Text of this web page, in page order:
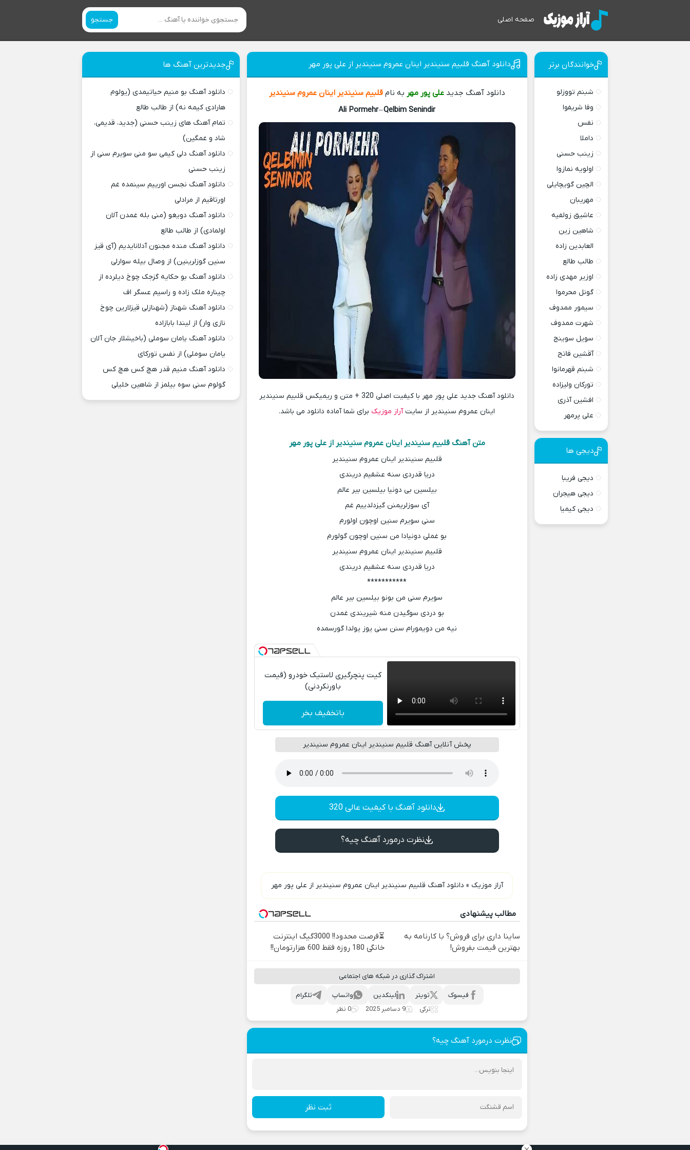
صفحه اصلی جستجو
دانلود آهنگ قلبیم سنیندیر اینان عمروم سنیندیر از علی پور مهر
دانلود آهنگ جدیدعلی پور مهر به نامقلبیم سنیندیر اینان عمروم سنیندیر
Ali Pormehr–Qelbim Senindir
دانلود آهنگ جدید علی پور مهر با کیفیت اصلی 320 + متن و ریمیکس قلبیم سنیندیر
اینان عمروم سنیندیر از سایتآراز موزیک برای شما آماده دانلود می باشد.
متن آهنگ قلبیم سنیندیر اینان عمروم سنیندیر از علی پور مهر
قلبیم سنیندیر اینان عمروم سنیندیر
دریا قدردی سنه عشقیم دریندی
بیلسین بی دونیا بیلسین بیر عالم
آی سوزلریمنن گیزدلدییم غم
سنی سویرم سنین اوچون اولورم
بو غملی دونیادا من سنین اوچون گولورم
قلبیم سنیندیر اینان عمروم سنیندیر
دریا قدردی سنه عشقیم دریندی
***********
سویرم سنی من بونو بیلسین بیر عالم
بو دردی سوگیدن منه شیریندی غمدن
نیه من دویمورام سنن سنی یوز یولدا گورسمده
کیت پنچرگیری لاستیک خودرو (قیمت
باورنکردنی)
باتخفیف بخر
پخش آنلاین آهنگ قلبیم سنیندیر اینان عمروم سنیندیر
دانلود آهنگ با کیفیت عالی 320
نظرت درمورد آهنگ چیه؟
آراز موزیک » دانلود آهنگ قلبیم سنیندیر اینان عمروم سنیندیر از علی پور مهر
مطالب پیشنهادی
ساینا داری برای فروش؟ با کارنامه به
بهترین قیمت بفروش!
⏳فرصت محدود!! 3000گیگ اینترنت
خانگی 180 روزه فقط 600 هزارتومان!!
اشتراک گذاری در شبکه های اجتماعی
تلگرام واتساپ لینکدین تویتر
فیسوک
ترکی
9 دسامبر 2025 0 نظر
نظرت درمورد آهنگ چیه؟
ثبت نظر
خوانندگان برتر
شبنم تووزلو
وفا شریفوا
نفس
داملا
زینب حسنی
اولویه نمازوا
الچین گویچایلی
مهریبان
عاشیق زولفیه
شاهین زین
العابدین زاده
طالب طالع
اوزیر مهدی زاده
گونل محرموا
سیمور ممدوف
شهرت ممدوف
سویل سوینج
آقشین فاتح
شبنم قهرمانوا
تورکان ولیزاده
افشین آذری
علی پرمهر
دیجی ها
دیجی فریبا
دیجی هیجران
دیجی کیمیا
جدیدترین آهنگ ها
دانلود آهنگ بو منیم حیاتیمدی (یولوم
هارادی کیمه نه) از طالب طالع
تمام آهنگ های زینب حسنی (جدید، قدیمی،
شاد و غمگین)
دانلود آهنگ دلی کیمی سو منی سویرم سنی از
زینب حسنی
دانلود آهنگ نجسن اورییم سینمده غم
اورتاقیم از مرادلی
دانلود آهنگ دویغو (منی بله غمدن آلان
اولمادی) از طالب طالع
دانلود آهنگ منده مجنون آدلانایدیم (آی قیز
سنین گوزلرینین) از وصال بیله سوارلی
دانلود آهنگ بو حکایه گزجک چوخ دیلرده از
چیناره ملک زاده و راسیم عسگر اف
دانلود آهنگ شهناز (شهنازلی قیزلارین چوخ
نازی وار) از لیندا بابازاده
دانلود آهنگ یامان سوملی (باخیشلار جان آلان
یامان سوملی) از نفس تورکای
دانلود آهنگ منیم قدر هچ کس هچ کس
گولوم سنی سوه بیلمز از شاهین خلیلی